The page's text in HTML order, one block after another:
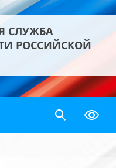
СЛУЖБА
РОССИЙСКОЙ